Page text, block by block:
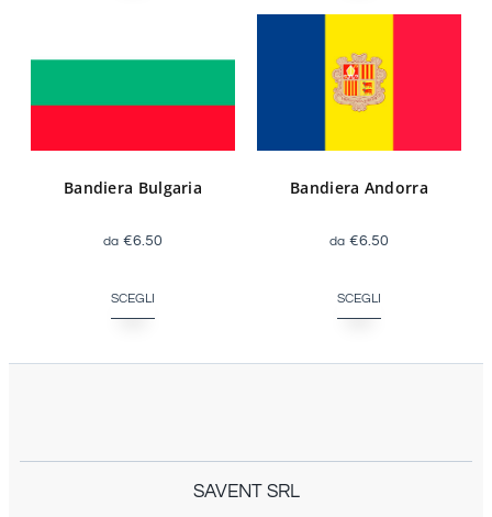
Bandiera Bulgaria
€6.50
SCEGLI
Bandiera Andorra
€6.50
SCEGLI
SAVENT SRL